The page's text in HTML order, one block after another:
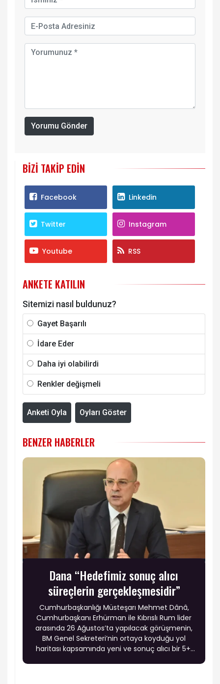
Yorumu Gönder
BIZI TAKIP EDIN
Facebook Linkedin
Twitter Instagram
Youtube RSS
ANKETE KATILIN
Sitemizi nasıl buldunuz?
Gayet Başarılı
İdare Eder
Daha iyi olabilirdi
Renkler değişmeli
Anketi Oyla Oyları Göster
BENZER HABERLER
Dana “Hedefimiz sonuç alıcı
süreçlerin gerçekleşmesidir”
Cumhurbaşkanlığı Müsteşarı Mehmet Dânâ,
Cumhurbaşkanı Erhürman ile Kıbrıslı Rum lider
arasında 26 Ağustos’ta yapılacak görüşmenin,
BM Genel Sekreteri’nin ortaya koyduğu yol
haritası kapsamında yeni ve sonuç alıcı bir 5+1